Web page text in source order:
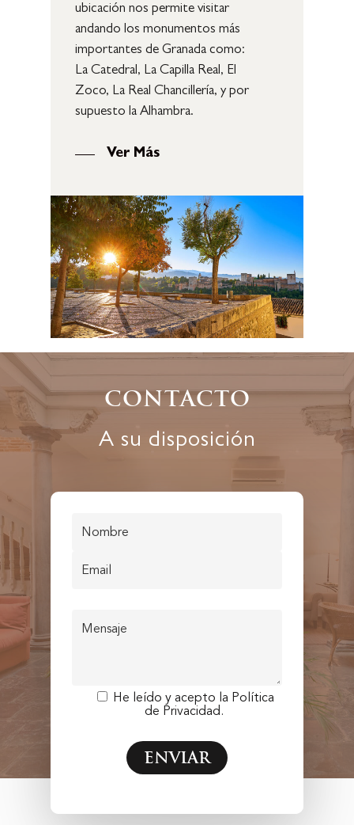
ubicación nos permite visitar
andando los monumentos más
importantes de Granada como:
La Catedral, La Capilla Real, El
Zoco, La Real Chancillería, y por
supuesto la Alhambra.
Ver Más
Contacto
A su disposición
He leído y acepto la Política
de Privacidad.